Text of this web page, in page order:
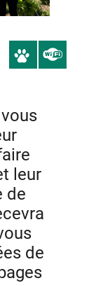
leur
de
de